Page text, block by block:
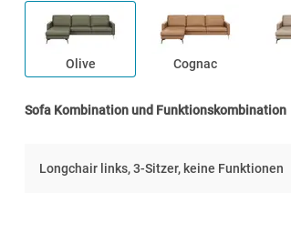
Olive Cognac
Sofa Kombination und Funktionskombination
Longchair links, 3-Sitzer, keine Funktionen